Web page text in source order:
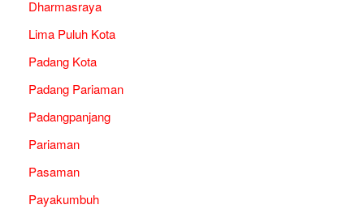
Dharmasraya
Lima Puluh Kota
Padang Kota
Padang Pariaman
Padangpanjang
Pariaman
Pasaman
Payakumbuh